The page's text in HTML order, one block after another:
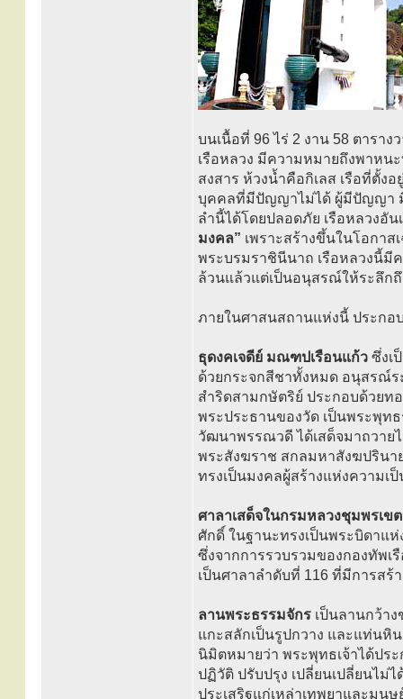
บนเนื้อที่ 96 ไร่ 2 งาน 58 ตารา
เรือหลวง มีความหมายถึงพาหน
สงสาร ห้วงน้ำคือกิเลส เรือที่ตั้ง
บุคคลที่มีปัญญาไม่ได้ ผู้มีปัญญา มี
ลำนี้ได้โดยปลอดภัย เรือหลวงอั
มงคล” เพราะสร้างขึ้นในโอกา
พระบรมราชินีนาถ เรือหลวงนี้มี
ล้วนแล้วแต่เป็นอนุสรณ์ให้ระลึก
ภายในศาสนสถานแห่งนี้ ประกอ
ธุดงคเจดีย์ มณฑปเรือนแก้ว ซึ่งเ
ด้วยกระจกสีชาทั้งหมด อนุสรณ์ร
สำริดสามกษัตริย์ ประกอบด้วยท
พระประธานของวัด เป็นพระพุ
วัฒนาพรรณวดี ได้เสด็จมาถวาย
พระสังฆราช สกลมหาสังฆปรินา
ทรงเป็นมงคลผู้สร้างแห่งความเ
ศาลาเสด็จในกรมหลวงชุมพรเข
ศักดิ์ ในฐานะทรงเป็นพระบิดาแ
ซึ่งจากการรวบรวมของกองทัพ
เป็นศาลาลำดับที่ 116 ที่มีการสร้
ลานพระธรรมจักร เป็นลานกว้า
แกะสลักเป็นรูปกวาง และแท่นหิ
นิมิตหมายว่า พระพุทธเจ้าได้ปร
ปฏิวัติ ปรับปรุง เปลี่ยนเปลี่ยนไม่
ประเสริฐแก่เหล่าเทพยาและมนุ